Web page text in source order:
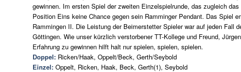
gewinnen. Im ersten Spiel der zweiten Einzelspielrunde, das zugleich
Position Eins keine Chance gegen sein Ramminger Pendant. Das Spiel
Rammingen II. Die Leistung der Beimerstetter Spieler war auf jeden Fall
Göttingen. Wie unser kürzlich verstorbener TT-Kollege und Freund,
Erfahrung zu gewinnen hilft halt nur spielen, spielen, spielen.
Doppel: Ricken/Haak, Oppelt/Beck, Gerth/Seybold
Einzel: Oppelt, Ricken, Haak, Beck, Gerth(1), Seybold